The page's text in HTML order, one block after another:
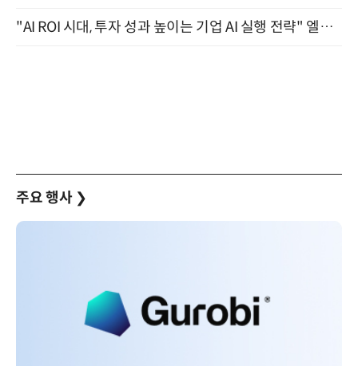
"AI ROI 시대, 투자 성과 높이는 기업 AI 실행 전략" 엘타워 6층 (9월 18일)
주요 행사 ❯